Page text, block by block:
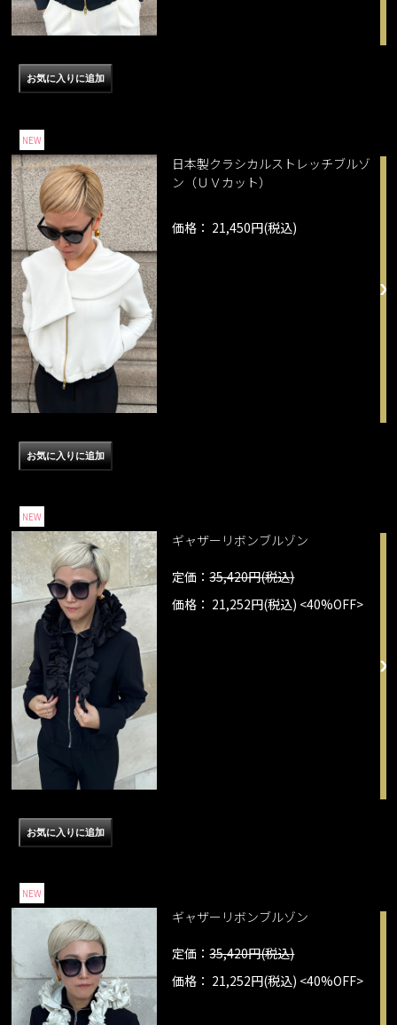
NEW
日本製クラシカルストレッチブルゾ
ン（ＵＶカット）
価格： 21,450円(税込)
NEW
ギャザーリボンブルゾン
定価：35,420円(税込)
価格： 21,252円(税込) <40%OFF>
NEW
ギャザーリボンブルゾン
定価：35,420円(税込)
価格： 21,252円(税込) <40%OFF>